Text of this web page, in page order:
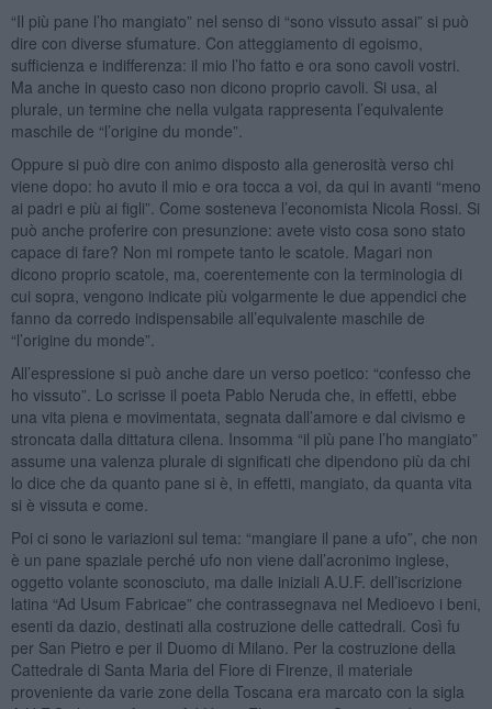
“Il più pane l’ho mangiato” nel senso di “sono vissuto assai” si può
dire con diverse sfumature. Con atteggiamento di egoismo,
sufficienza e indifferenza: il mio l’ho fatto e ora sono cavoli vostri.
Ma anche in questo caso non dicono proprio cavoli. Si usa, al
plurale, un termine che nella vulgata rappresenta l’equivalente
maschile de “l’origine du monde”.
Oppure si può dire con animo disposto alla generosità verso chi
viene dopo: ho avuto il mio e ora tocca a voi, da qui in avanti “meno
ai padri e più ai figli”. Come sosteneva l’economista Nicola Rossi. Si
può anche proferire con presunzione: avete visto cosa sono stato
capace di fare? Non mi rompete tanto le scatole. Magari non
dicono proprio scatole, ma, coerentemente con la terminologia di
cui sopra, vengono indicate più volgarmente le due appendici che
fanno da corredo indispensabile all’equivalente maschile de
“l’origine du monde”.
All’espressione si può anche dare un verso poetico: “confesso che
ho vissuto”. Lo scrisse il poeta Pablo Neruda che, in effetti, ebbe
una vita piena e movimentata, segnata dall’amore e dal civismo e
stroncata dalla dittatura cilena. Insomma “il più pane l’ho mangiato”
assume una valenza plurale di significati che dipendono più da chi
lo dice che da quanto pane si è, in effetti, mangiato, da quanta vita
si è vissuta e come.
Poi ci sono le variazioni sul tema: “mangiare il pane a ufo”, che non
è un pane spaziale perché ufo non viene dall’acronimo inglese,
oggetto volante sconosciuto, ma dalle iniziali A.U.F. dell’iscrizione
latina “Ad Usum Fabricae” che contrassegnava nel Medioevo i beni,
esenti da dazio, destinati alla costruzione delle cattedrali. Così fu
per San Pietro e per il Duomo di Milano. Per la costruzione della
Cattedrale di Santa Maria del Fiore di Firenze, il materiale
proveniente da varie zone della Toscana era marcato con la sigla